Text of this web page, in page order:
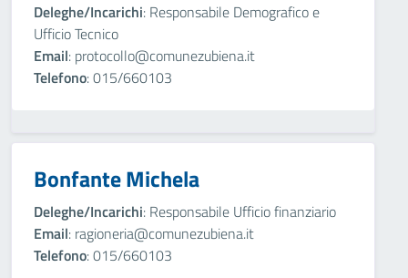
Deleghe/Incarichi: Responsabile Demografico e
Ufficio Tecnico
Email: protocollo@comunezubiena.it
Telefono: 015/660103
Bonfante Michela
Deleghe/Incarichi: Responsabile Ufficio finanziario
Email: ragioneria@comunezubiena.it
Telefono: 015/660103